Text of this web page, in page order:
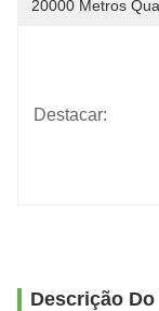
20000 Metros
Destacar:
Descrição